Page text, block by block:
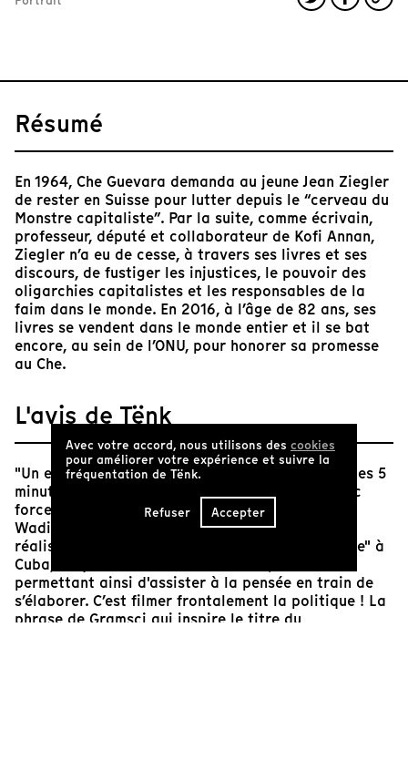
Résumé
En 1964, Che Guevara demanda au jeune Jean Ziegler
de rester en Suisse pour lutter depuis le “cerveau du
Monstre capitaliste”. Par la suite, comme écrivain,
professeur, député et collaborateur de Kofi Annan,
Ziegler n’a eu de cesse, à travers ses livres et ses
discours, de fustiger les injustices, le pouvoir des
oligarchies capitalistes et les responsables de la
faim dans le monde. En 2016, à l’âge de 82 ans, ses
livres se vendent dans le monde entier et il se bat
encore, au sein de l’ONU, pour honorer sa promesse
au Che.
L'avis de Tënk
"Un enfant meurt de faim dans le monde toutes les 5
minutes." C’est ce que Jean Ziegler dénonce avec
force pour arrêter ce "crime organisé". Nicolas
Wadimoff, ancien élève de Ziegler devenu
réalisateur, nous emmène dans les pas du "maître" à
Cuba, et questionne ses convictions, nous
permettant ainsi d'assister à la pensée en train de
s’élaborer. C’est filmer frontalement la politique ! La
phrase de Gramsci qui inspire le titre du
Avec votre accord, nous utilisons des cookies
pour améliorer votre expérience et suivre la
fréquentation de Tënk.
Refuser Accepter